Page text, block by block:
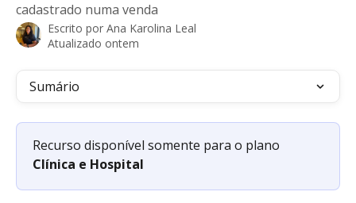
cadastrado numa venda
Escrito por Ana Karolina Leal
Atualizado ontem
Sumário
Recurso disponível somente para o plano
Clínica e Hospital